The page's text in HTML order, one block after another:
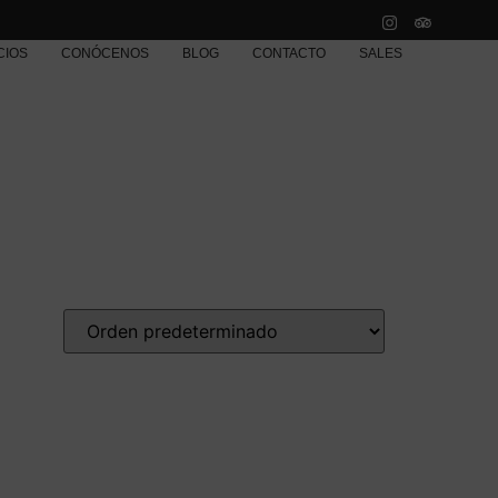
CONÓCENOS BLOG CONTACTO SALES